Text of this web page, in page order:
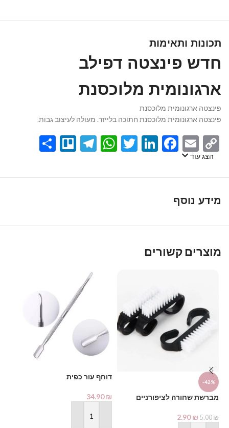
תכונות ותאימות
חדש פינצטה דפילב
ארגונומית מלוכסנת
פינצטה ארגונומית מלוכסנת
פינצטה ארגונומית מלוכסנת חתוכה בלייזר. מעולה לעיצוב גבות.
Copy
Link
Email
Facebook
LinkedIn
Twitter
WhatsApp
Telegram
Trello
הצג עוד
מידע נוסף
מוצרים קשורים
-42%
מברשת שחורה לציפורניים
5.00₪
2.90₪
דוחף עור כפית
34.90₪
הוספה לסל